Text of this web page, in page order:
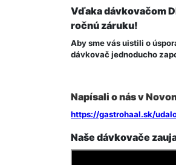
Vďaka dávkovačom
ročnú záruku!
Aby sme vás uistili o
dávkovač jednoducho
Napísali o nás v
https://gastrohaal.sk/
Naše dávkovače